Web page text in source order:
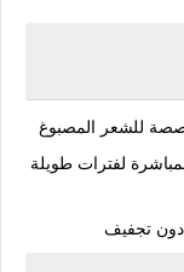
للشعر المصبوغ
لفترات طويلة
دون تجفيف